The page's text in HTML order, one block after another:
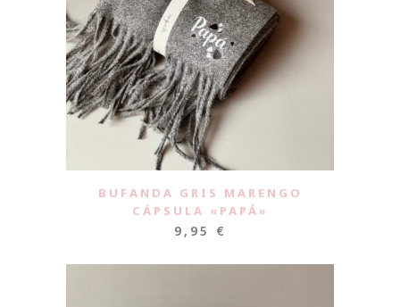
BUFANDA GRIS MARENGO
CÁPSULA «PAPÁ»
9,95 €